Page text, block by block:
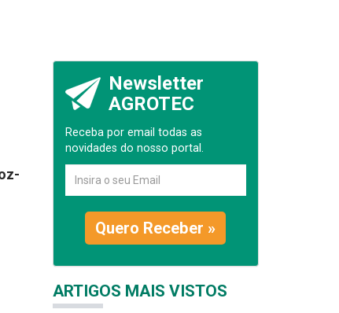
Newsletter
AGROTEC
Receba por email todas as
novidades do nosso portal.
Quero Receber »
ARTIGOS MAIS VISTOS